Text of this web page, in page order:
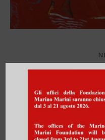
Marino
23/
Il Comune di Pistoia e la
Pistoia hanno il piacere